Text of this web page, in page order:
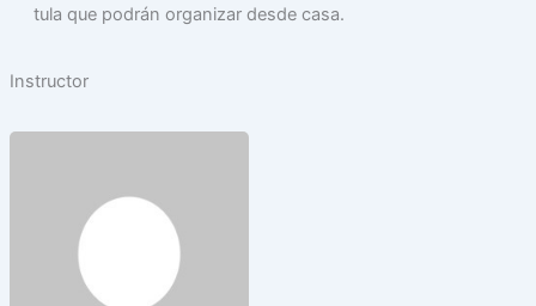
tula que podrán organizar desde casa.
Instructor